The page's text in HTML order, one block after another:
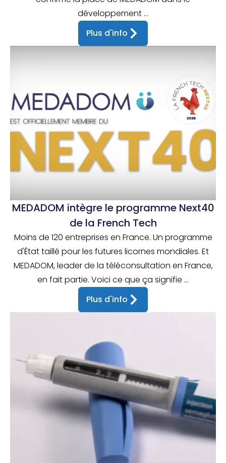
développement ...
Plus d'info
MEDADOM intègre le programme Next40
de la French Tech
Moins de 120 entreprises en France. Un programme
d'État taillé pour les futures licornes mondiales. Et
MEDADOM, leader de la téléconsultation en France,
en fait partie. Voici ce que ça signifie ...
Plus d'info